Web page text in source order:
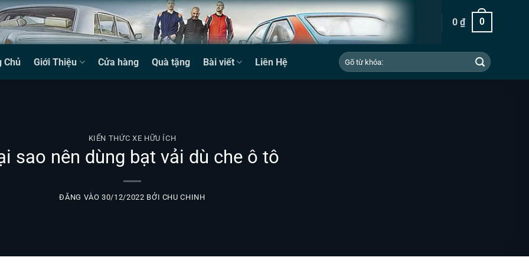
0₫ 0
Chủ Giới Thiệu Cửa hàng Quà tặng Bài viết Liên Hệ
Tìm
kiếm:
KIẾN THỨC XE HỮU ÍCH
sao nên dùng bạt vải dù che ô tô
ĐĂNG VÀO30/12/2022 BỞI CHU CHINH